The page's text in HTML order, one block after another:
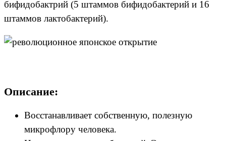
бифидобактрий (5 штаммов бифидобактерий и 16
штаммов лактобактерий).
Описание:
Восстанавливает собственную, полезную
микрофлору человека.